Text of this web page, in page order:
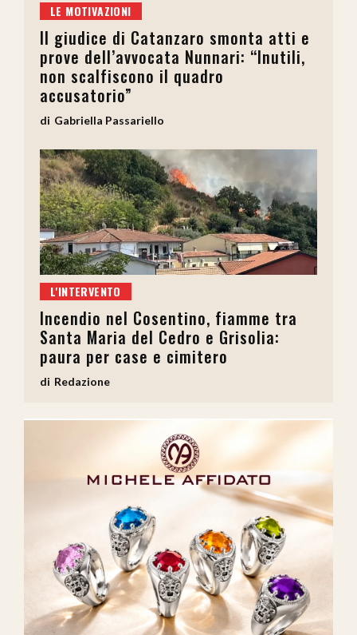
LE MOTIVAZIONI
Il giudice di Catanzaro smonta atti e
prove dell’avvocata Nunnari: “Inutili,
non scalfiscono il quadro
accusatorio”
Gabriella Passariello
L'INTERVENTO
Incendio nel Cosentino, fiamme tra
Santa Maria del Cedro e Grisolia:
paura per case e cimitero
Redazione